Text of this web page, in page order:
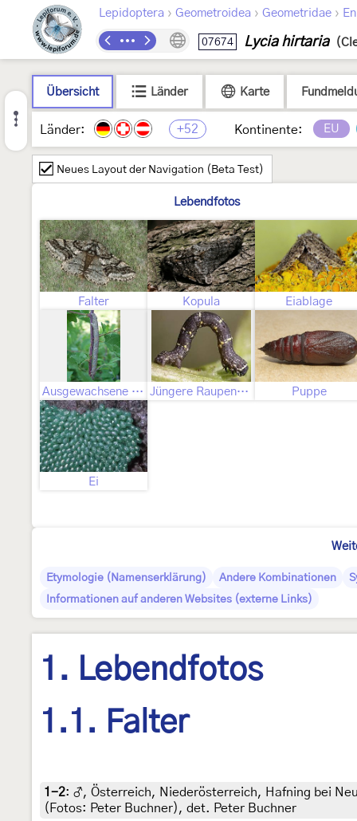
Lepidoptera › Geometroidea › Geometridae ›
07674 Lycia hirtaria
Übersicht Länder Karte
Länder: +52 Kontinente: EU
Neues Layout der Navigation (Beta Test)
Lebendfotos
Falter Kopula Eiablage
Ausgewachsene Raupe Jüngere Raupenstadien Puppe
Ei
Etymologie (Namenserklärung) Andere Kombinationen
Informationen auf anderen Websites (externe Links)
1. Lebendfotos
1.1. Falter
1-2: ♂, Österreich, Niederösterreich, Hafning bei
(Fotos: Peter Buchner), det. Peter Buchner